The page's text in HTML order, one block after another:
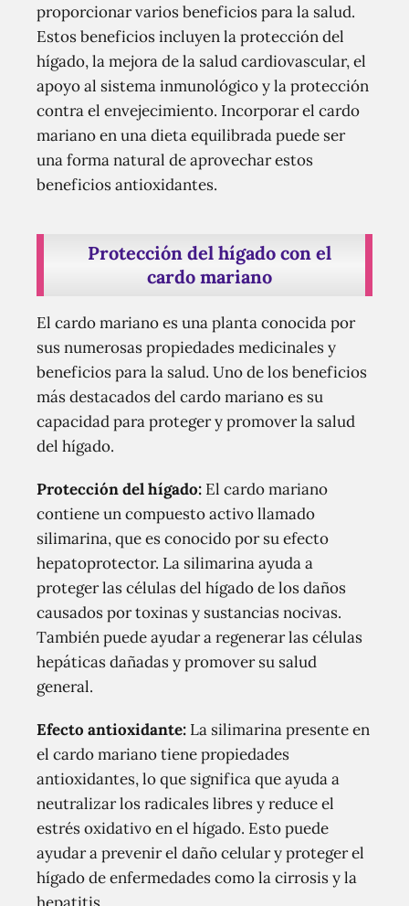
proporcionar varios beneficios para la salud.
Estos beneficios incluyen la protección del
hígado, la mejora de la salud cardiovascular, el
apoyo al sistema inmunológico y la protección
contra el envejecimiento. Incorporar el cardo
mariano en una dieta equilibrada puede ser
una forma natural de aprovechar estos
beneficios antioxidantes.
Protección del hígado con el
cardo mariano
El cardo mariano es una planta conocida por
sus numerosas propiedades medicinales y
beneficios para la salud. Uno de los beneficios
más destacados del cardo mariano es su
capacidad para proteger y promover la salud
del hígado.
Protección del hígado: El cardo mariano
contiene un compuesto activo llamado
silimarina, que es conocido por su efecto
hepatoprotector. La silimarina ayuda a
proteger las células del hígado de los daños
causados ​​por toxinas y sustancias nocivas.
También puede ayudar a regenerar las células
hepáticas dañadas y promover su salud
general.
Efecto antioxidante: La silimarina presente en
el cardo mariano tiene propiedades
antioxidantes, lo que significa que ayuda a
neutralizar los radicales libres y reduce el
estrés oxidativo en el hígado. Esto puede
ayudar a prevenir el daño celular y proteger el
hígado de enfermedades como la cirrosis y la